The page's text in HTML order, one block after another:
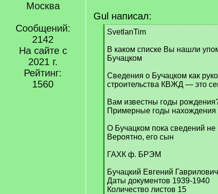
Москва
Сообщений:
2142
На сайте с
2021 г.
Рейтинг:
1560
Gul написал:
[
]
SvetlanTim
В каком списке Вы нашли
Бучацком
Сведения о Бучацком как
строительства КВЖД — это
Вам известны годы
Примерные годы
О Бучацком пока сведений не
Вероятно, его сын
ГАХК ф. БРЭМ
Бучацкий Евгений Гаврилович
Даты документов 1939-1940
Количество листов 15